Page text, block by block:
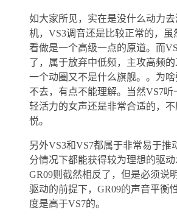
如大家所见，实在是没什么动力
机，VS3调音还是比较正常的，虽
看做是一个高级一点的原道。而
了，属于放弃中低频，主攻高频
一个动圈又不是什么旗舰。。为
不去，有点不能理解。当然VS7听
轻活力的女声还是非常合适的，
悦。
另外VS3和VS7都属于非常易于推
分情况下都能获得较为理想的驱
GR09则截然相反了，但是必须说
驱动的前提下，GR09的声音平衡
度是高于VS7的。